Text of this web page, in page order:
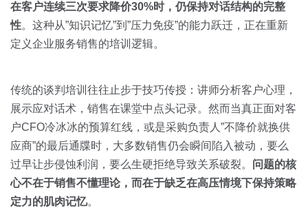
教育
汽车
金融
按角色
销售人员
资源中心
全部
白皮书
销售会话智能
预约演示
在客户连续三次要求降价30%时，仍保持对话结构的完整
性。这种从”知识记忆”到”压力免疫”的能力跃迁，正在重新
定义企业服务销售的培训逻辑。
传统的谈判培训往往止步于技巧传授：讲师分析客户心理，
展示应对话术，销售在课堂中点头记录。然而当真正面对客
户CFO冷冰冰的预算红线，或是采购负责人”不降价就换供
应商”的最后通牒时，大多数销售仍会瞬间陷入被动，要么
过早让步侵蚀利润，要么生硬拒绝导致关系破裂。 问题的核
心不在于销售不懂理论，而在于缺乏在高压情境下保持策略
定力的肌肉记忆。